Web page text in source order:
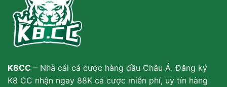
K8CC – Nhà cái cá cược hàng đầu Châu Á. Đăng ký
K8 CC nhận ngay 88K cá cược miễn phí, uy tín hàng